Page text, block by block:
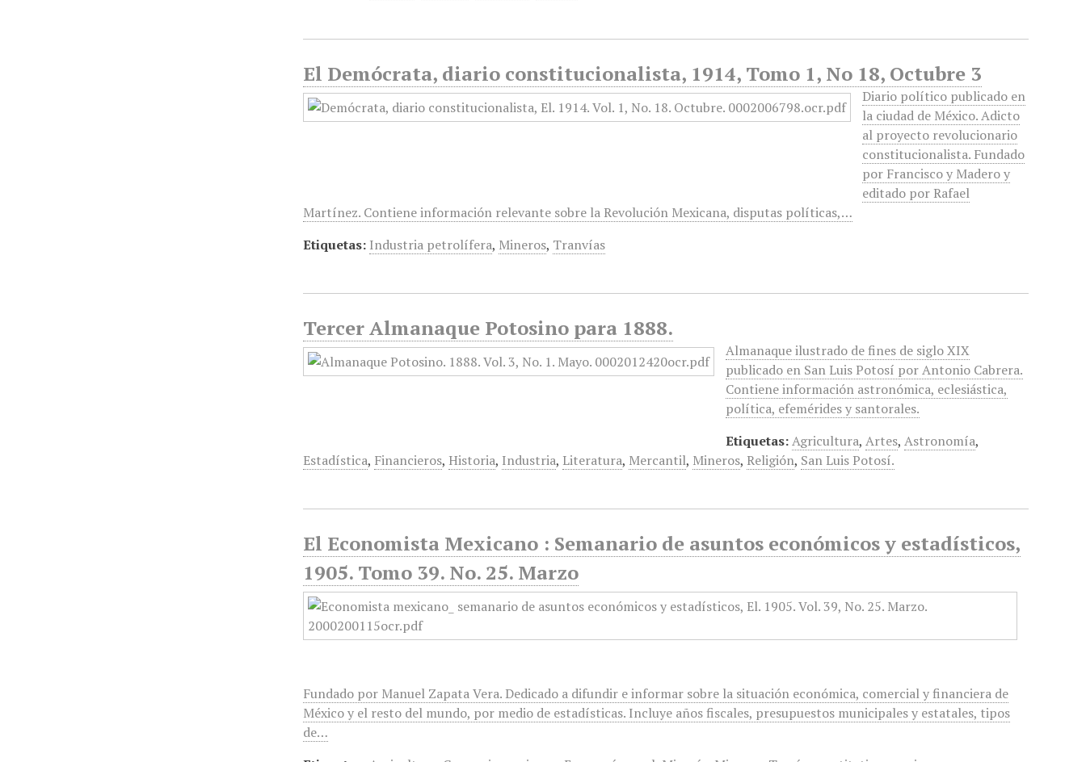
El Demócrata, diario constitucionalista, 1914, Tomo 1, No 18, Octubre 3
Diario político publicado en
la ciudad de México. Adicto
al proyecto revolucionario
constitucionalista. Fundado
por Francisco y Madero y
editado por Rafael
Martínez. Contiene información relevante sobre la Revolución Mexicana, disputas políticas,…
Etiquetas: Industria petrolífera, Mineros, Tranvías
Tercer Almanaque Potosino para 1888.
Almanaque ilustrado de fines de siglo XIX
publicado en San Luis Potosí por Antonio Cabrera.
Contiene información astronómica, eclesiástica,
política, efemérides y santorales.
Etiquetas:Agricultura,Artes,Astronomía,
Estadística, Financieros, Historia, Industria, Literatura, Mercantil, Mineros, Religión, San Luis Potosí.
El Economista Mexicano : Semanario de asuntos económicos y estadísticos,
1905. Tomo 39. No. 25. Marzo
Fundado por Manuel Zapata Vera. Dedicado a difundir e informar sobre la situación económica, comercial y financiera de
México y el resto del mundo, por medio de estadísticas. Incluye años fiscales, presupuestos municipales y estatales, tipos
de…